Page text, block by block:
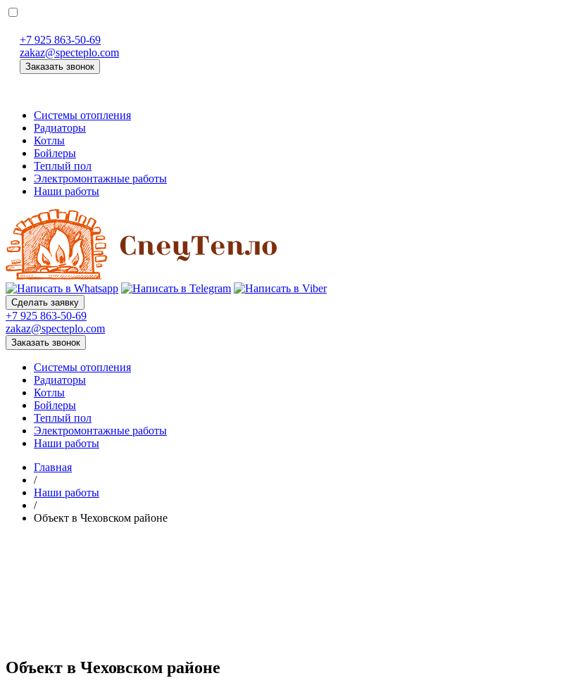
+7 925 863-50-69
zakaz@specteplo.com
Заказать звонок
Системы отопления
Радиаторы
Котлы
Бойлеры
Теплый пол
Электромонтажные работы
Наши работы
Сделать заявку
+7 925 863-50-69
zakaz@specteplo.com
Заказать звонок
Системы отопления
Радиаторы
Котлы
Бойлеры
Теплый пол
Электромонтажные работы
Наши работы
Главная
/
Наши работы
/
Объект в Чеховском районе
Объект в Чеховском районе